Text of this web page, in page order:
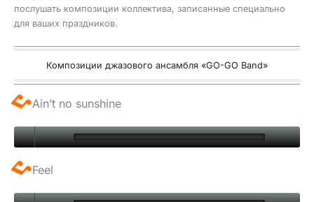
послушать композиции коллектива, записанные специально
для ваших праздников.
Композиции джазового ансамбля «GO-GO Band»
Ain’t no sunshine
Feel